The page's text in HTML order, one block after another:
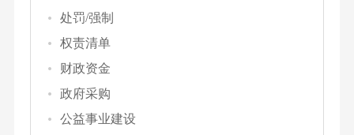
处罚/强制
权责清单
财政资金
政府采购
公益事业建设